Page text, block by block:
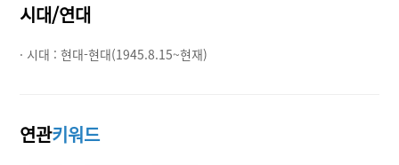
시대/연대
· 시대 :현대-현대(1945.8.15~현재)
연관키워드